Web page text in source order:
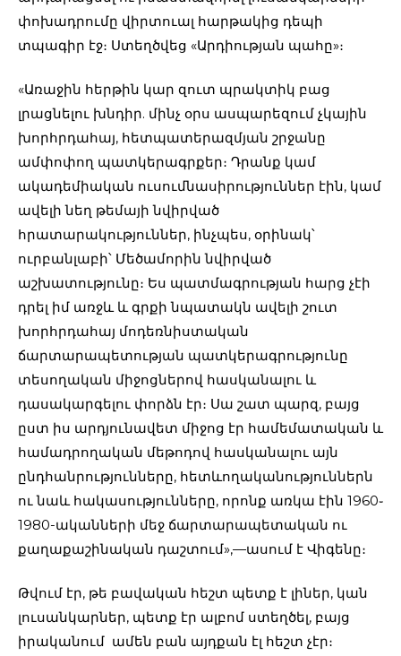
փոխադրումը վիրտուալ հարթակից դեպի
տպագիր էջ։ Ստեղծվեց «Արդիության պահը»։
«Առաջին հերթին կար զուտ պրակտիկ բաց
լրացնելու խնդիր. մինչ օրս ասպարեզում չկային
խորհրդահայ, հետպատերազմյան շրջանը
ամփոփող պատկերագրքեր։ Դրանք կամ
ակադեմիական ուսումնասիրություններ էին, կամ
ավելի նեղ թեմայի նվիրված
հրատարակություններ, ինչպես, օրինակ՝
ուրբանլաբի՝ Մեծամորին նվիրված
աշխատությունը։ Ես պատմագրության հարց չէի
դրել իմ առջև և գրքի նպատակն ավելի շուտ
խորհրդահայ մոդեռնիստական
ճարտարապետության պատկերագրությունը
տեսողական միջոցներով հասկանալու և
դասակարգելու փորձն էր։ Սա շատ պարզ, բայց
ըստ իս արդյունավետ միջոց էր համեմատական և
համադրողական մեթոդով հասկանալու այն
ընդհանրությունները, հետևողականություններն
ու նաև հակասությունները, որոնք առկա էին 1960֊
1980-ականների մեջ ճարտարապետական ու
քաղաքաշինական դաշտում»,—ասում է Վիգենը։
Թվում էր, թե բավական հեշտ պետք է լիներ, կան
լուսանկարներ, պետք էր ալբոմ ստեղծել, բայց
իրականում ամեն բան այդքան էլ հեշտ չէր։